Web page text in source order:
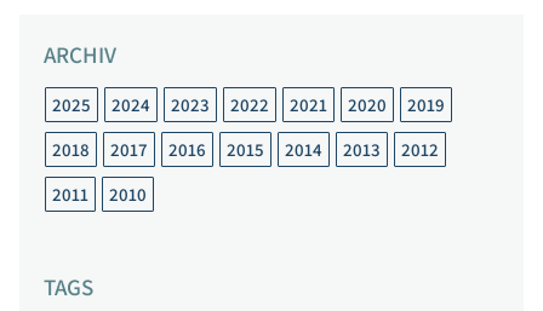
ARCHIV
2025 2024 2023 2022 2021 2020
2019
2018
2017 2016 2015 2014 2013
2012
2011
2010
TAGS